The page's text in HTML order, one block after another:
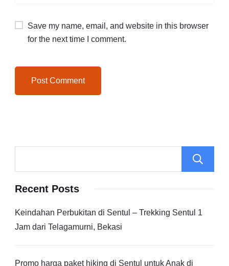
Save my name, email, and website in this browser
for the next time I comment.
Recent Posts
Keindahan Perbukitan di Sentul – Trekking Sentul 1
Jam dari Telagamurni, Bekasi
Promo harga paket hiking di Sentul untuk Anak di